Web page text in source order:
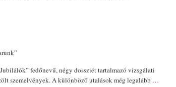
fedőnevű, négy dossziét tartalmazó vizsgálati
szemelvények. A különböző utalások még legalább …